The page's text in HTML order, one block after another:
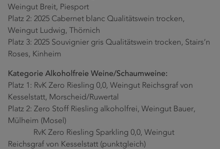
Weingut Breit, Piesport
Platz 2: 2025 Cabernet blanc Qualitätswein trocken,
Weingut Ludwig, Thörnich
Platz 3: 2025 Souvignier gris Qualitätswein trocken, Stairs’n
Roses, Kinheim
Kategorie Alkoholfreie Weine/Schaumweine:
Platz 1: RvK Zero Riesling 0,0, Weingut Reichsgraf von
Kesselstatt, Morscheid/Ruwertal
Platz 2: Zero Stoff Riesling alkoholfrei, Weingut Bauer,
Mülheim (Mosel)
RvK Zero Riesling Sparkling 0,0, Weingut
Reichsgraf von Kesselstatt (punktgleich)